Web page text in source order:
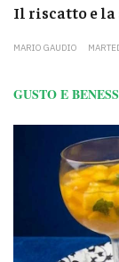
Il riscatto e la
MARIO GAUDIO
GUSTO E